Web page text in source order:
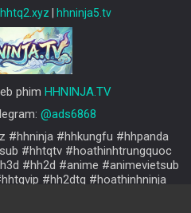
hhtq2.xyz hhninja5.tv
phim HHNINJA.TV
@ads6868
#hhninja #hhkungfu #hhpanda
#hhtqtv #hoathinhtrungquoc
#hh2d #anime #animevietsub
#hh2dtq #hoathinhninja